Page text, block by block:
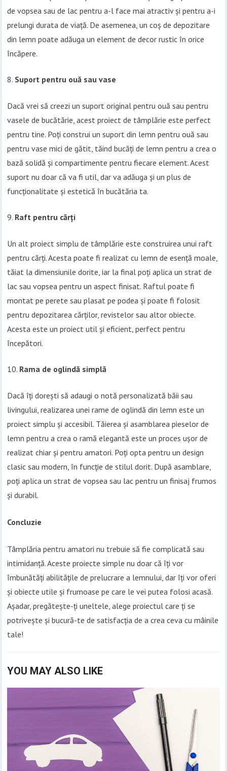
de vopsea sau de lac pentru a-l face mai atractiv și pentru a-i
prelungi durata de viață. De asemenea, un coș de depozitare
din lemn poate adăuga un element de decor rustic în orice
încăpere.
Suport pentru ouă sau vase
Dacă vrei să creezi un suport original pentru ouă sau pentru
vasele de bucătărie, acest proiect de tâmplărie este perfect
pentru tine. Poți construi un suport din lemn pentru ouă sau
pentru vase mici de gătit, tăind bucăți de lemn pentru a crea o
bază solidă și compartimente pentru fiecare element. Acest
suport nu doar că va fi util, dar va adăuga și un plus de
funcționalitate și estetică în bucătăria ta.
Raft pentru cărți
Un alt proiect simplu de tâmplărie este construirea unui raft
pentru cărți. Acesta poate fi realizat cu lemn de esență moale,
tăiat la dimensiunile dorite, iar la final poți aplica un strat de
lac sau vopsea pentru un aspect finisat. Raftul poate fi
montat pe perete sau plasat pe podea și poate fi folosit
pentru depozitarea cărților, revistelor sau altor obiecte.
Acesta este un proiect util și eficient, perfect pentru
începători.
Rama de oglindă simplă
Dacă îți dorești să adaugi o notă personalizată băii sau
livingului, realizarea unei rame de oglindă din lemn este un
proiect simplu și accesibil. Tăierea și asamblarea pieselor de
lemn pentru a crea o ramă elegantă este un proces ușor de
realizat chiar și pentru amatori. Poți opta pentru un design
clasic sau modern, în funcție de stilul dorit. După asamblare,
poți aplica un strat de vopsea sau lac pentru un finisaj frumos
și durabil.
Concluzie
Tâmplăria pentru amatori nu trebuie să fie complicată sau
intimidanță. Aceste proiecte simple nu doar că îți vor
îmbunătăți abilitățile de prelucrare a lemnului, dar îți vor oferi
și obiecte utile și frumoase pe care le vei putea folosi acasă.
Așadar, pregătește-ți uneltele, alege proiectul care ți se
potrivește și bucură-te de satisfacția de a crea ceva cu mâinile
tale!
YOU MAY ALSO LIKE